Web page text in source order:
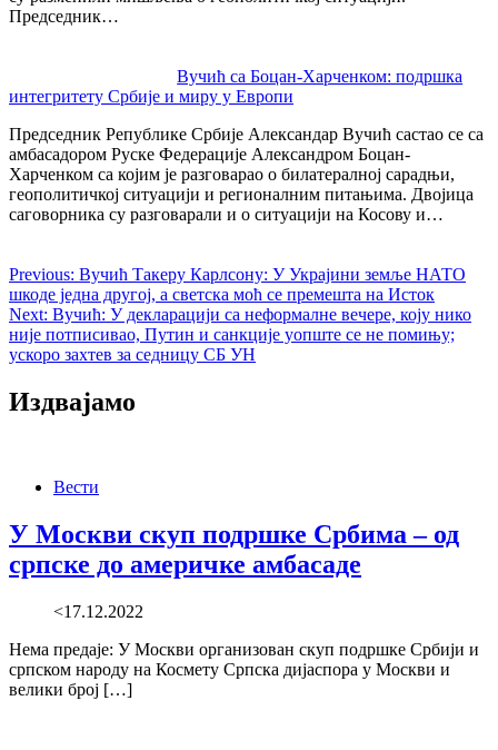
Председник…
Вучић са Боцан-Харченком: подршка
интегритету Србије и миру у Европи
Председник Републике Србије Александар Вучић састао се са
амбасадором Руске Федерације Александром Боцан-
Харченком са којим је разговарао о билатералној сарадњи,
геополитичкој ситуацији и регионалним питањима. Двојица
саговорника су разговарали и о ситуацији на Косову и…
Previous: Вучић Такеру Карлсону: У Украјини земље НАТО
шкоде једна другој, а светска моћ се премешта на Исток
Next: Вучић: У декларацији са неформалне вечере, коју нико
није потписивао, Путин и санкције уопште се не помињу;
ускоро захтев за седницу СБ УН
Издвајамо
Вести
У Москви скуп подршке Србима – од
српске до америчке амбасаде
<17.12.2022
Нема предаје: У Москви организован скуп подршке Србији и
српском народу на Космету Српска дијаспора у Москви и
велики број […]